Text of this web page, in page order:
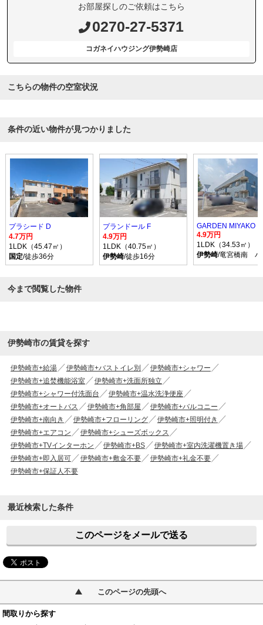
お部屋探しのご依頼はこちら
0270-27-5371
コガネイハウジング伊勢崎店
こちらの物件の空室状況
条件の近い物件が見つかりました
プラシード D
4.7万円
1LDK（45.47㎡）
国定/徒歩36分
プランドール F
4.9万円
1LDK（40.75㎡）
伊勢崎/徒歩16分
GARDEN MIYAKO I
4.9万円
1LDK（34.53㎡）
伊勢崎/竜宮橋南
今まで閲覧した物件
伊勢崎市の賃貸を探す
伊勢崎市+給湯 伊勢崎市+バストイレ別
伊勢崎市+シャワー
伊勢崎市+追焚機能浴室
伊勢崎市+洗面所独立
伊勢崎市+シャワー付洗面台
伊勢崎市+温水洗浄便座
伊勢崎市+オートバス
伊勢崎市+角部屋
伊勢崎市+バルコニー
伊勢崎市+南向き
伊勢崎市+フローリング
伊勢崎市+照明付き
伊勢崎市+エアコン
伊勢崎市+シューズボックス
伊勢崎市+TVインターホン
伊勢崎市+BS
伊勢崎市+室内洗濯機置き場
伊勢崎市+即入居可
伊勢崎市+敷金不要
伊勢崎市+礼金不要
伊勢崎市+保証人不要
最近検索した条件
このページをメールで送る
このページの先頭へ
間取りから探す